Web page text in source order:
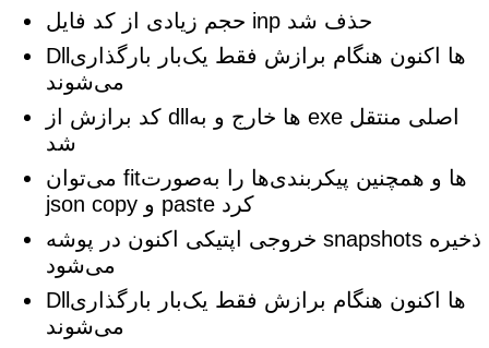
حجم زیادی از کد فایل inp حذف شد
Dllها اکنون هنگام برازش فقط یک‌بار بارگذاری
می‌شوند
کد برازش از dllها خارج و به exe اصلی منتقل
شد
می‌توان fitها و همچنین پیکربندی‌ها را به‌صورت
json copy و paste کرد
خروجی اپتیکی اکنون در پوشه snapshots ذخیره
می‌شود
Dllها اکنون هنگام برازش فقط یک‌بار بارگذاری
می‌شوند